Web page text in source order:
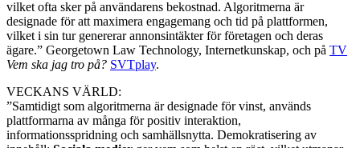
vilket ofta sker på användarens bekostnad. Algoritmerna är
designade för att maximera engagemang och tid på plattformen,
vilket i sin tur genererar annonsintäkter för företagen och deras
ägare.” Georgetown Law Technology, Internetkunskap, och på TV
Vem ska jag tro på? SVTplay.
VECKANS VÄRLD:
”Samtidigt som algoritmerna är designade för vinst, används
plattformarna av många för positiv interaktion,
informationsspridning och samhällsnytta. Demokratisering av